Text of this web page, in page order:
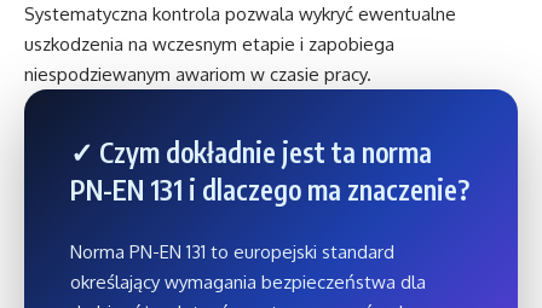
Systematyczna kontrola pozwala wykryć ewentualne
uszkodzenia na wczesnym etapie i zapobiega
niespodziewanym awariom w czasie pracy.
✓ Czym dokładnie jest ta norma
PN-EN 131 i dlaczego ma znaczenie?
Norma PN-EN 131 to europejski standard
określający wymagania bezpieczeństwa dla